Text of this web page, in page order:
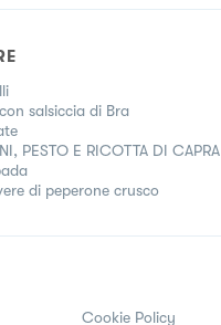
salsiccia di Bra
PESTO E RICOTTA DI CAPRA
di peperone crusco
Cookie Policy